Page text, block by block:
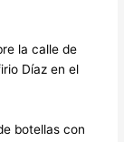
la calle de
Díaz en el
botellas con